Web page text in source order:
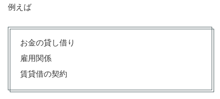
例えば
お金の貸し借り
雇用関係
賃貸借の契約